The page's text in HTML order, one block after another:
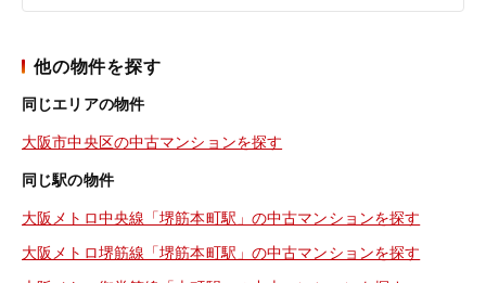
他の物件を探す
同じエリアの物件
大阪市中央区の中古マンションを探す
同じ駅の物件
大阪メトロ中央線「堺筋本町駅」の中古マンションを探す
大阪メトロ堺筋線「堺筋本町駅」の中古マンションを探す